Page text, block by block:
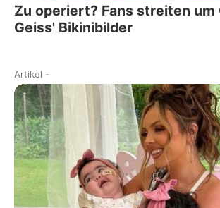
Zu operiert? Fans streiten um
Geiss' Bikinibilder
Artikel -